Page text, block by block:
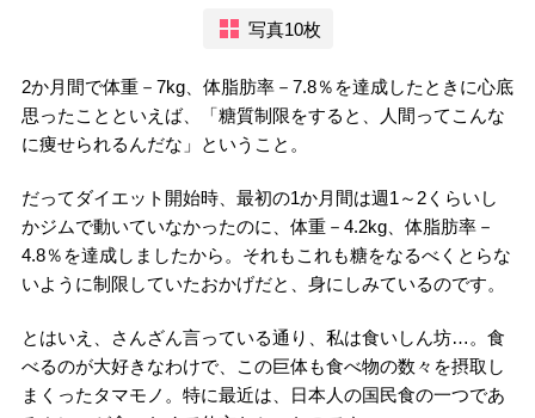
写真10枚
2か月間で体重－7kg、体脂肪率－7.8％を達成したときに心底
思ったことといえば、「糖質制限をすると、人間ってこんな
に痩せられるんだな」ということ。
だってダイエット開始時、最初の1か月間は週1～2くらいし
かジムで動いていなかったのに、体重－4.2kg、体脂肪率－
4.8％を達成しましたから。それもこれも糖をなるべくとらな
いように制限していたおかげだと、身にしみているのです。
とはいえ、さんざん言っている通り、私は食いしん坊…。食
べるのが大好きなわけで、この巨体も食べ物の数々を摂取し
まくったタマモノ。特に最近は、日本人の国民食の一つであ